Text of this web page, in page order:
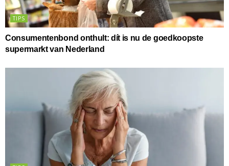
TIPS
Consumentenbond onthult: dít is nu de goedkoopste
supermarkt van Nederland